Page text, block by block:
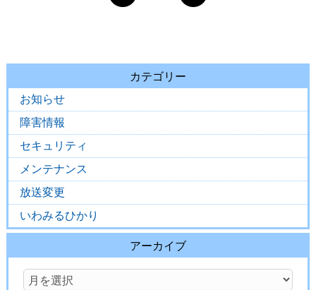
カテゴリー
お知らせ
障害情報
セキュリティ
メンテナンス
放送変更
いわみるひかり
アーカイブ